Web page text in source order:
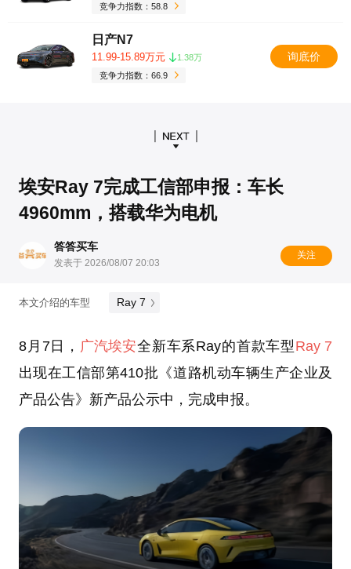
竞争力指数：58.8
日产N7
11.99-15.89万元
1.38万
竞争力指数：66.9
询底价
埃安Ray 7完成工信部申报：车长
4960mm，搭载华为电机
答答买车
发表于 2026/08/07 20:03
关注
本文介绍的车型 Ray 7
8月7日， 广汽埃安全新车系Ray的首款车型 Ray 7
出现在工信部第410批《道路机动车辆生产企业及
产品公告》新产品公示中，完成申报。